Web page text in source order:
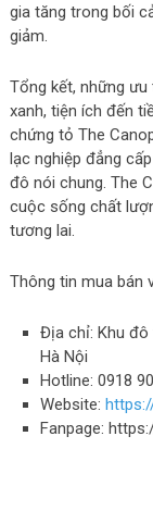
gia tăng trong bối
giảm.
Tổng kết, những
xanh, tiện ích đến
chứng tỏ The
lạc nghiệp đẳng
đô nói chung. The
cuộc sống chất
tương lai.
Thông tin mua bán
Địa chỉ: Khu đô
Hà Nội
Hotline: 0918
Website:
Fanpage: